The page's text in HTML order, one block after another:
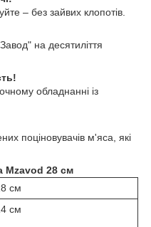
– без зайвих клопотів.
на десятиліття
обладнанні із
поціновувачів м'яса, які
Mzavod 28 см
см
см